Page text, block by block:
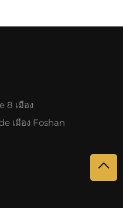
8 เมือง
เมือง Foshan